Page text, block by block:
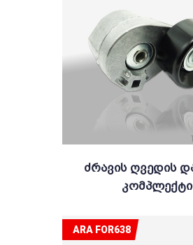
Ძრავის Ღვედის
Კომპლექტი
ARA FOR638